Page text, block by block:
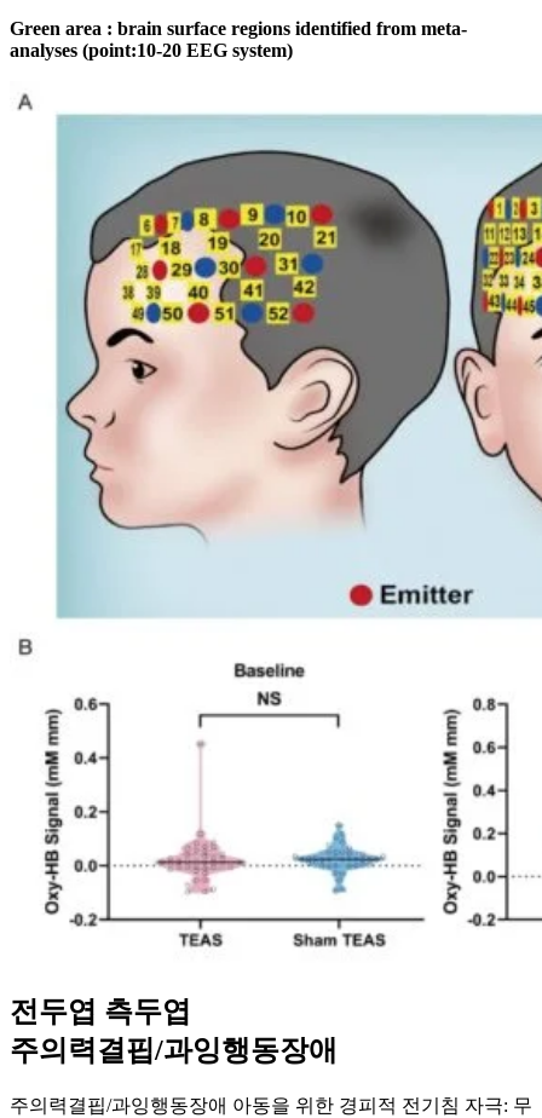
Green area : brain surface regions identified from meta-
analyses (point:10-20 EEG system)
전두엽 측두엽
주의력결핍/과잉행동장애
주의력결핍/과잉행동장애 아동을 위한 경피적 전기침 자극: 무